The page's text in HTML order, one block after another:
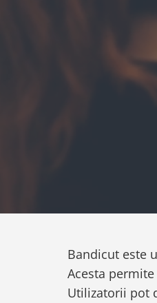
Bandicut este
Acesta
Utilizatorii pot